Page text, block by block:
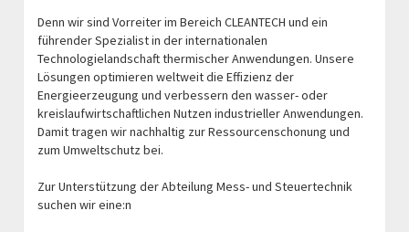
Denn wir sind Vorreiter im Bereich CLEANTECH und ein
führender Spezialist in der internationalen
Technologielandschaft thermischer Anwendungen. Unsere
Lösungen optimieren weltweit die Effizienz der
Energieerzeugung und verbessern den wasser- oder
kreislaufwirtschaftlichen Nutzen industrieller Anwendungen.
Damit tragen wir nachhaltig zur Ressourcenschonung und
zum Umweltschutz bei.
Zur Unterstützung der Abteilung Mess- und Steuertechnik
suchen wir eine:n